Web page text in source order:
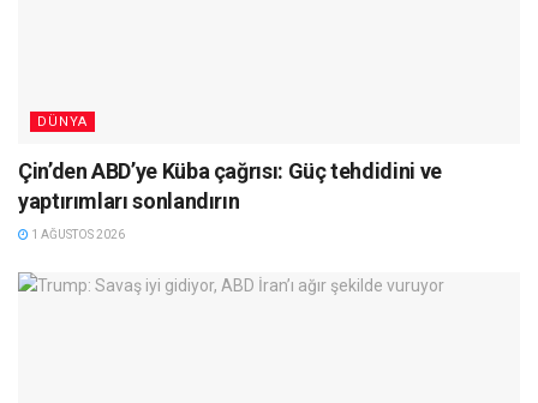
DÜNYA
Çin’den ABD’ye Küba çağrısı: Güç tehdidini ve
yaptırımları sonlandırın
1 AĞUSTOS 2026